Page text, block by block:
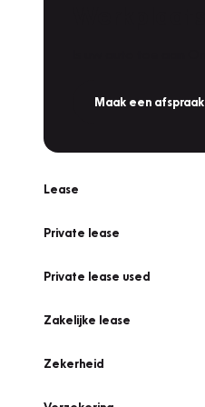
Maak een afspraak
Lease
Private lease
Private lease used
Zakelijke lease
Zekerheid